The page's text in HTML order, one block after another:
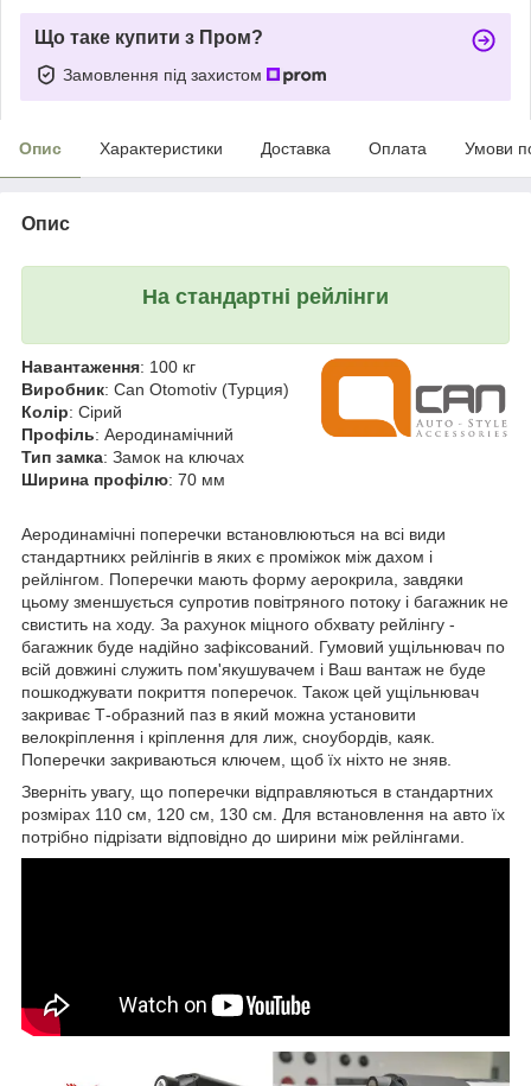
Що таке купити з Пром?
Замовлення під захистом
Опис Характеристики Доставка Оплата Умови
Опис
На стандартні рейлінги
Навантаження: 100 кг
Виробник: Can Otomotiv (Турция)
Колір: Сірий
Профіль: Аеродинамічний
Тип замка: Замок на ключах
Ширина профілю: 70 мм
Аеродинамічні поперечки встановлюються на всі види
стандартникх рейлінгів в яких є проміжок між дахом і
рейлінгом. Поперечки мають форму аерокрила, завдяки
цьому зменшується супротив повітряного потоку і багажник не
свистить на ходу. За рахунок міцного обхвату рейлінгу -
багажник буде надійно зафіксований. Гумовий ущільнювач по
всій довжині служить пом'якушувачем і Ваш вантаж не буде
пошкоджувати покриття поперечок. Також цей ущільнювач
закриває Т-образний паз в який можна установити
велокріплення і кріплення для лиж, сноубордів, каяк.
Поперечки закриваються ключем, щоб їх ніхто не зняв.
Зверніть увагу, що поперечки відправляються в стандартних
розмірах 110 см, 120 см, 130 см. Для встановлення на авто їх
потрібно підрізати відповідно до ширини між рейлінгами.